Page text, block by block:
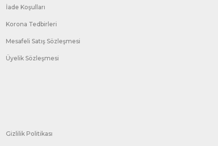
İade Koşulları
Korona Tedbirleri
Mesafeli Satış Sözleşmesi
Üyelik Sözleşmesi
Gizlilik Politikası